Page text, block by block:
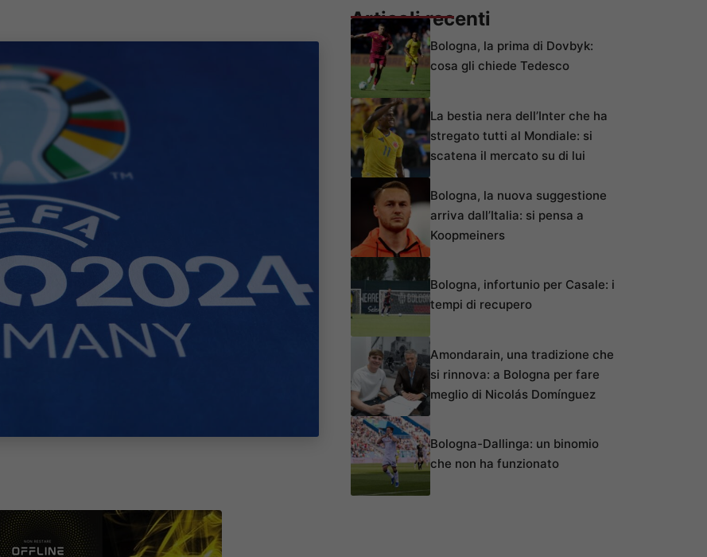
Articoli recenti
Bologna, la prima di Dovbyk:
cosa gli chiede Tedesco
La bestia nera dell’Inter che ha
stregato tutti al Mondiale: si
scatena il mercato su di lui
Bologna, la nuova suggestione
arriva dall’Italia: si pensa a
Koopmeiners
Bologna, infortunio per Casale: i
tempi di recupero
Amondarain, una tradizione che
si rinnova: a Bologna per fare
meglio di Nicolás Domínguez
Bologna-Dallinga: un binomio
che non ha funzionato